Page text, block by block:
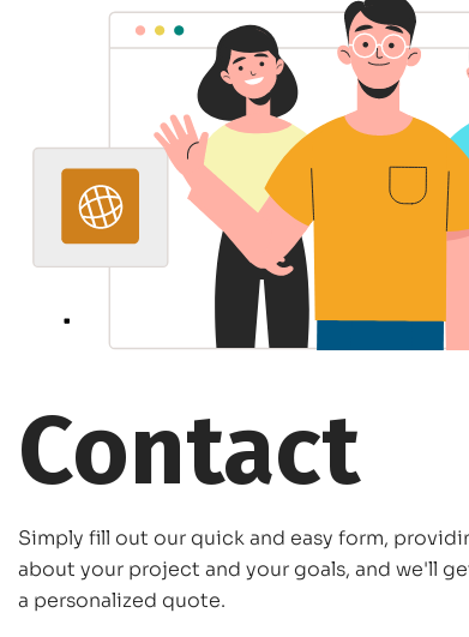
Contact
Simply fill out our quick and easy form,
about your project and your goals, and we'll
a personalized quote.